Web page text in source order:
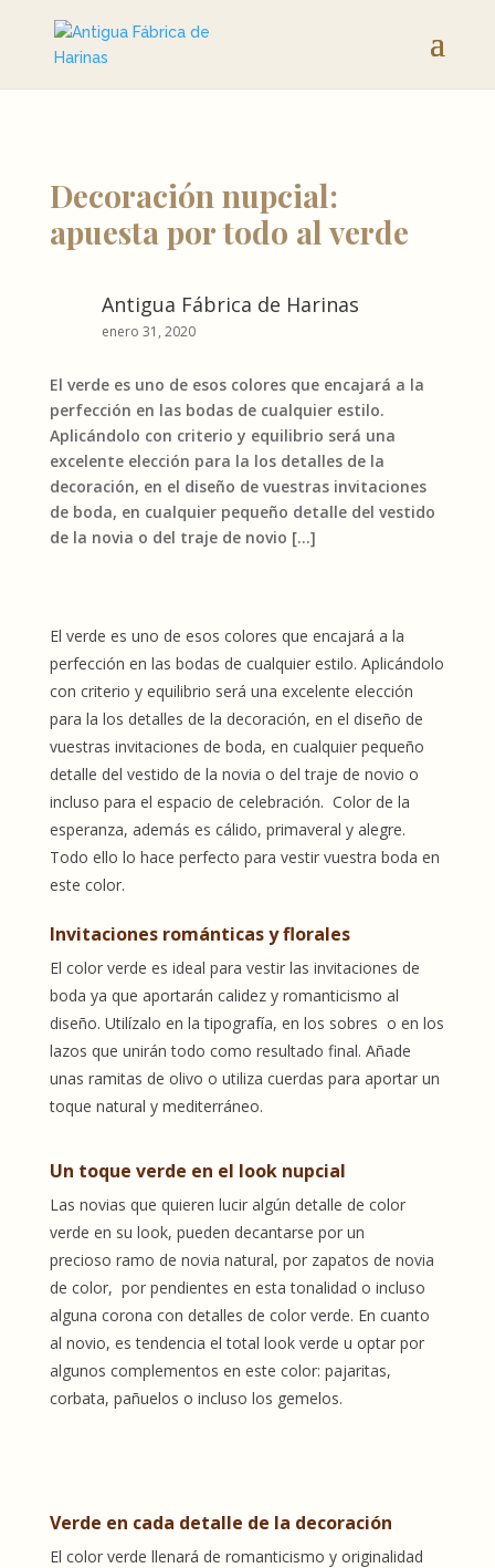
Decoración nupcial:
apuesta por todo al verde
Antigua Fábrica de Harinas
enero 31, 2020
El verde es uno de esos colores que encajará a la
perfección en las bodas de cualquier estilo.
Aplicándolo con criterio y equilibrio será una
excelente elección para la los detalles de la
decoración, en el diseño de vuestras invitaciones
de boda, en cualquier pequeño detalle del vestido
de la novia o del traje de novio […]
El verde es uno de esos colores que encajará a la
perfección en las bodas de cualquier estilo. Aplicándolo
con criterio y equilibrio será una excelente elección
para la los detalles de la decoración, en el diseño de
vuestras invitaciones de boda, en cualquier pequeño
detalle del vestido de la novia o del traje de novio o
incluso para el espacio de celebración. Color de la
esperanza, además es cálido, primaveral y alegre.
Todo ello lo hace perfecto para vestir vuestra boda en
este color.
Invitaciones románticas y florales
El color verde es ideal para vestir las invitaciones de
boda ya que aportarán calidez y romanticismo al
diseño. Utilízalo en la tipografía, en los sobres o en los
lazos que unirán todo como resultado final. Añade
unas ramitas de olivo o utiliza cuerdas para aportar un
toque natural y mediterráneo.
Un toque verde en el look nupcial
Las novias que quieren lucir algún detalle de color
verde en su look, pueden decantarse por un
precioso ramo de novia natural, por zapatos de novia
de color, por pendientes en esta tonalidad o incluso
alguna corona con detalles de color verde. En cuanto
al novio, es tendencia el total look verde u optar por
algunos complementos en este color: pajaritas,
corbata, pañuelos o incluso los gemelos.
Verde en cada detalle de la decoración
El color verde llenará de romanticismo y originalidad